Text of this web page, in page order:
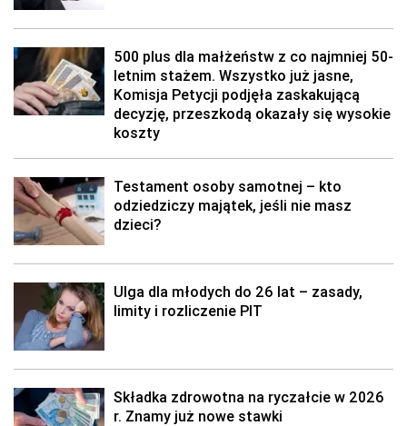
500 plus dla małżeństw z co najmniej 50-
letnim stażem. Wszystko już jasne,
Komisja Petycji podjęła zaskakującą
decyzję, przeszkodą okazały się wysokie
koszty
Testament osoby samotnej – kto
odziedziczy majątek, jeśli nie masz
dzieci?
Ulga dla młodych do 26 lat – zasady,
limity i rozliczenie PIT
Składka zdrowotna na ryczałcie w 2026
r. Znamy już nowe stawki